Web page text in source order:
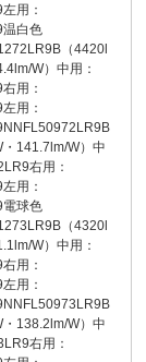
用：
白色
（4420l
W）中用：
用：
用：
・141.7lm/W）中
右用：
用：
球色
（4320l
W）中用：
用：
用：
・138.2lm/W）中
右用：